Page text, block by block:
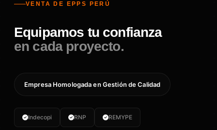
VENTA DE EPPS PERÚ
Equipamos tu confianza
en cada proyecto.
Empresa Homologada en Gestión de Calidad
Indecopi RNP REMYPE